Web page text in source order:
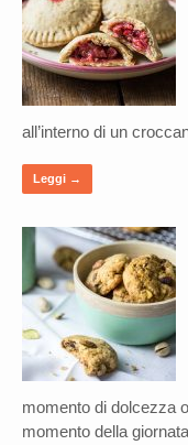
all’interno di un
Leggi →
momento di dolcezza
momento della giornata